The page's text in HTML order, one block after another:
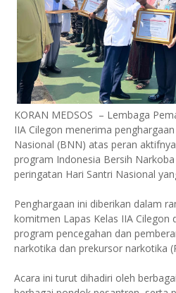
KORAN MEDSOS – Lembaga
IIA Cilegon menerima
Nasional (BNN) atas peran
program Indonesia Bersih Narkoba
peringatan Hari Santri Nasional
Penghargaan ini diberikan dalam
komitmen Lapas Kelas IIA Cilegon
program pencegahan dan
narkotika dan prekursor narkotika
Acara ini turut dihadiri oleh